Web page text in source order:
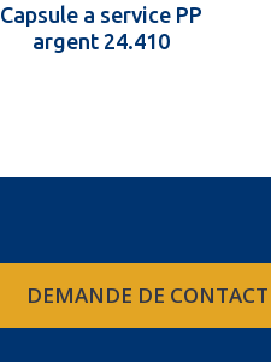
Capsule a service PP
argent 24.410
DEMANDE DE CONTACT